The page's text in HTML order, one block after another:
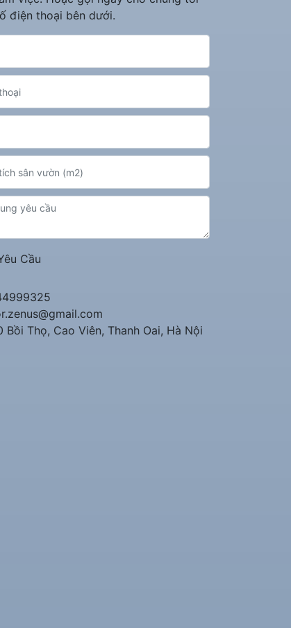
điện thoại bên dưới.
Cầu
Thọ, Cao Viên, Thanh Oai, Hà Nội